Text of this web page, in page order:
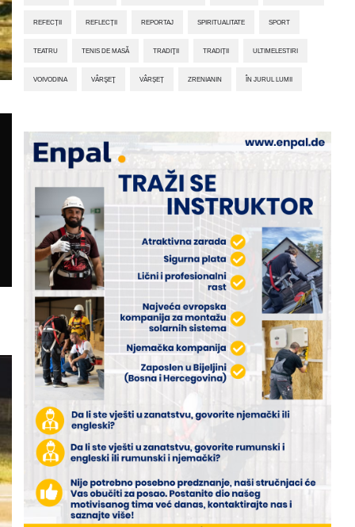
REFECȚII REFLECȚII REPORTAJ SPIRITUALITATE SPORT
TEATRU TENIS DE MASĂ TRADIŢII TRADIȚII ULTIMELESTIRI
VOIVODINA VÂRŞEŢ VÂRȘEȚ ZRENIANIN ÎN JURUL LUMII